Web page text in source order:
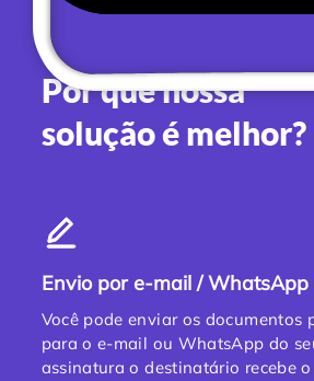
Por que nossa
solução é melhor?
Envio por e-mail / WhatsApp
Você pode enviar os documentos
para o e-mail ou WhatsApp do
assinatura o destinatário recebe